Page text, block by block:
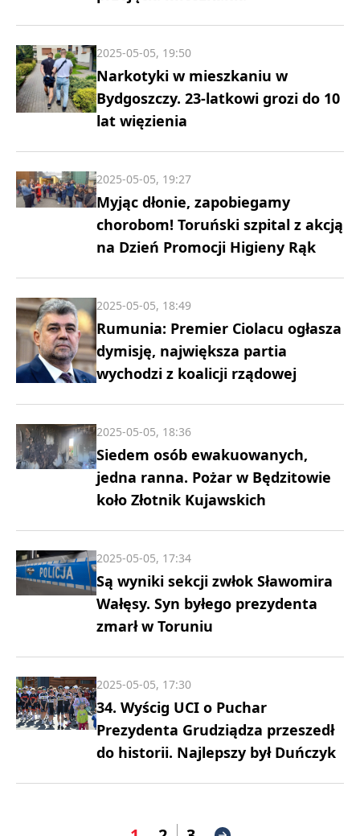
Narkotyki w mieszkaniu w
Bydgoszczy. 23-latkowi grozi do 10
lat więzienia
2025-05-05, 19:50
Myjąc dłonie, zapobiegamy
chorobom! Toruński szpital z akcją
na Dzień Promocji Higieny Rąk
2025-05-05, 19:27
Rumunia: Premier Ciolacu ogłasza
dymisję, największa partia
wychodzi z koalicji rządowej
2025-05-05, 18:49
Siedem osób ewakuowanych,
jedna ranna. Pożar w Będzitowie
koło Złotnik Kujawskich
2025-05-05, 18:36
Są wyniki sekcji zwłok Sławomira
Wałęsy. Syn byłego prezydenta
zmarł w Toruniu
2025-05-05, 17:34
34. Wyścig UCI o Puchar
Prezydenta Grudziądza przeszedł
do historii. Najlepszy był Duńczyk
2025-05-05, 17:30